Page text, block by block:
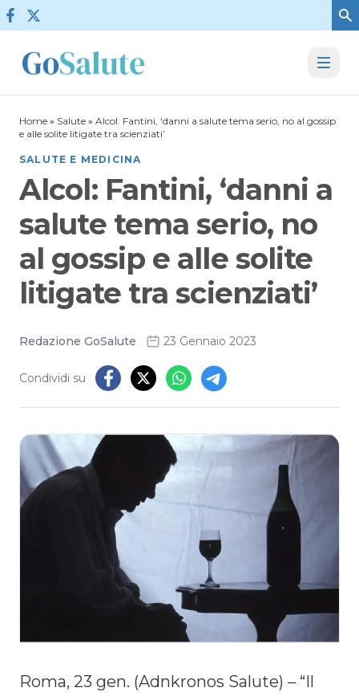
Vai al contenuto
Home » Salute » Alcol: Fantini, ‘danni a salute tema serio, no al gossip
e alle solite litigate tra scienziati’
SALUTE E MEDICINA
Alcol: Fantini, ‘danni a
salute tema serio, no
al gossip e alle solite
litigate tra scienziati’
Redazione GoSalute 23 Gennaio 2023
Condividi su
Roma, 23 gen. (Adnkronos Salute) – “Il